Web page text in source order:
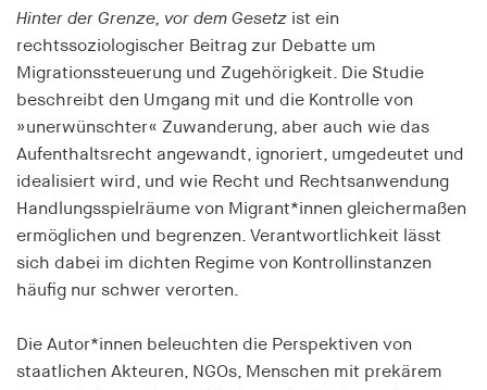
Hinter der Grenze, vor dem Gesetz ist ein
rechtssoziologischer Beitrag zur Debatte um
Migrationssteuerung und Zugehörigkeit. Die Studie
beschreibt den Umgang mit und die Kontrolle von
»unerwünschter« Zuwanderung, aber auch wie das
Aufenthaltsrecht angewandt, ignoriert, umgedeutet und
idealisiert wird, und wie Recht und Rechtsanwendung
Handlungsspielräume von Migrant*innen gleichermaßen
ermöglichen und begrenzen. Verantwortlichkeit lässt
sich dabei im dichten Regime von Kontrollinstanzen
häufig nur schwer verorten.
Die Autor*innen beleuchten die Perspektiven von
staatlichen Akteuren, NGOs, Menschen mit prekärem
fe_typo_user
Name:
fe_typo_user
Anbieter:
Cookie Laufzeit:
Sitzung
fonts_loaded
fonts_loaded
Anbieter: